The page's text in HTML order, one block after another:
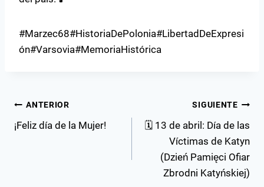
#Marzec68#HistoriaDePolonia#LibertadDeExpresi
ón#Varsovia#MemoriaHistórica
Navegación
de
ANTERIOR
¡Feliz día de la Mujer!
SIGUIENTE
🗓️ 13 de abril: Día de las
Víctimas de Katyn
(Dzień Pamięci Ofiar
Zbrodni Katyńskiej)